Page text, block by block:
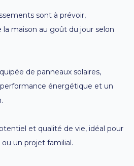
sont à prévoir,
maison au goût du jour selon
de panneaux solaires,
énergétique et un
et qualité de vie, idéal pour
un projet familial.